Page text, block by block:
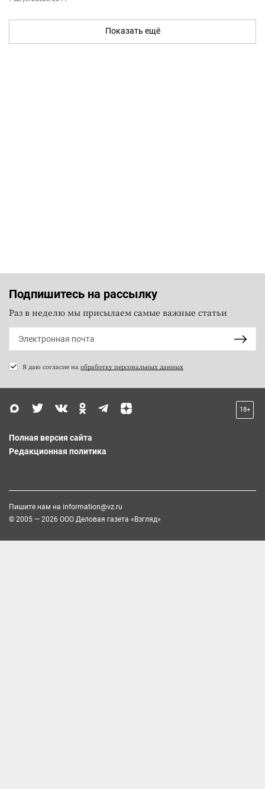
Показать ещё
Подпишитесь на рассылку
Раз в неделю мы присылаем самые важные статьи
Я даю согласие на обработку персональных данных
18+
Полная версия сайта
Редакционная политика
Пишите нам на information@vz.ru
© 2005 — 2026 ООО Деловая газета «Взгляд»